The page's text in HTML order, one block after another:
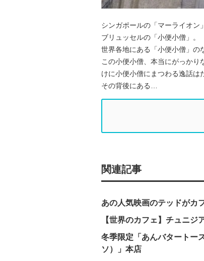
シンガポールの「マーライオン
ブリュッセルの「小便小僧」。
世界各地にある「小便小僧」の
この小便小僧、本当にがっかり
けに小便小僧にまつわる逸話は
その背後にある…
関連記事
あの人気映画のテッドがカ
【世界のカフェ】チュニ
冬季限定「あんバタートー
ソ）」本店